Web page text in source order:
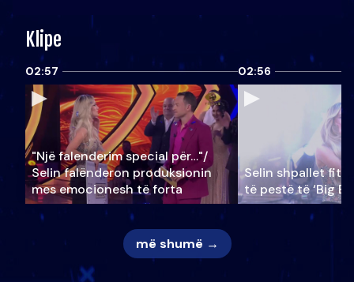
Klipe
02:57
"Një falenderim special për…"/
Selin falënderon produksionin
mes emocionesh të forta
02:56
Selin shpallet
të pestë të ‘Big
më shumë →